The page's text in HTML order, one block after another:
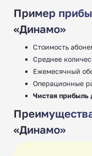
Пример
«Динамо»
Стоимость
Среднее
Ежемесячный
Операционные
Чистая прибыль
«Динамо»